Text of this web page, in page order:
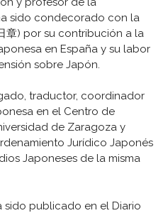
sido condecorado con la
章) por su contribución a la
en España y su labor
sobre Japón.
traductor, coordinador
en el Centro de
de Zaragoza y
Jurídico Japonés
Japoneses de la misma
publicado en el Diario